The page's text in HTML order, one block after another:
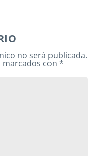
no será publicada.
marcados con*